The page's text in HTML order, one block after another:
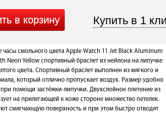
смольного цвета Apple Watch 11 Jet Black Aluminum
Neon Yellow спортивный браслет из нейлона на липучке
цвета. Спортивный браслет выполнен из мягкого и
который отлично пропускает воздух. Размер удобно
при помощи застёжки-липучки. Двухслойное плетение из
на прилегающей к коже стороне множество петелек.
смягчающую поверхность и при этом быстро отводят